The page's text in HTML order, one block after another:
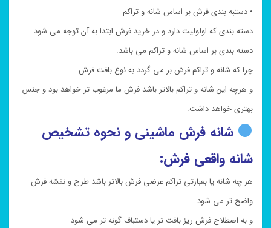
• دستبه بندی فرش بر اساس شانه و تراکم
دسته بندی که اولولیت دارد و در خرید فرش ابتدا به آن توجه می شود
دسته بندی بر اساس شانه و تراکم می باشد.
چرا که شانه و تراکم فرش بر می گردد به نوع بافت فرش
و هرچه این شانه و تراکم بالاتر باشد فرش ما مرغوب تر خواهد بود و جنس
بهتری خواهد داشت.
شانه فرش ماشینی و نحوه تشخیص
شانه واقعی فرش:
هر چه شانه یا بعبارتی تراکم عرضی فرش بالاتر باشد طرح و نقشه فرش
واضح تر می شود
و به اصطلاح فرش ریز بافت تر یا دستباف گونه تر می شود